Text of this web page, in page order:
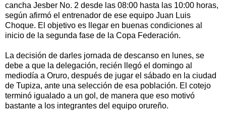
cancha Jesber No. 2 desde las 08:00 hasta las 10:00 horas,
según afirmó el entrenador de ese equipo Juan Luis
Choque. El objetivo es llegar en buenas condiciones al
inicio de la segunda fase de la Copa Federación.
La decisión de darles jornada de descanso en lunes, se
debe a que la delegación, recién llegó el domingo al
mediodía a Oruro, después de jugar el sábado en la ciudad
de Tupiza, ante una selección de esa población. El cotejo
terminó igualado a un gol, de manera que eso motivó
bastante a los integrantes del equipo orureño.